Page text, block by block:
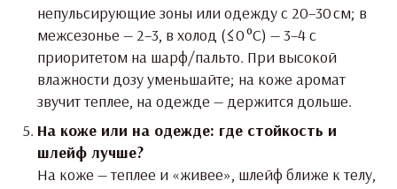
непульсирующие зоны или одежду с 20–30 см; в
межсезонье — 2–3, в холод (≤0 °C) — 3–4 с
приоритетом на шарф/пальто. При высокой
влажности дозу уменьшайте; на коже аромат
звучит теплее, на одежде — держится дольше.
На коже или на одежде: где стойкость и
шлейф лучше?
На коже — теплее и «живее», шлейф ближе к телу,